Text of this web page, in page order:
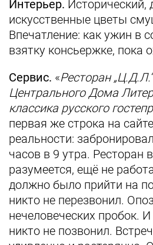
Интерьер. Исторический,
искусственные цветы
Впечатление: как ужин в
взятку консьержке, пока
Сервис. «Ресторан
Центрального Дома
классика русского
первая же строка на
реальности:
часов в 9 утра. Ресторан
разумеется, ещё не
должно было прийти на
никто не перезвонил.
нечеловеческих пробок.
никто не позвонил.